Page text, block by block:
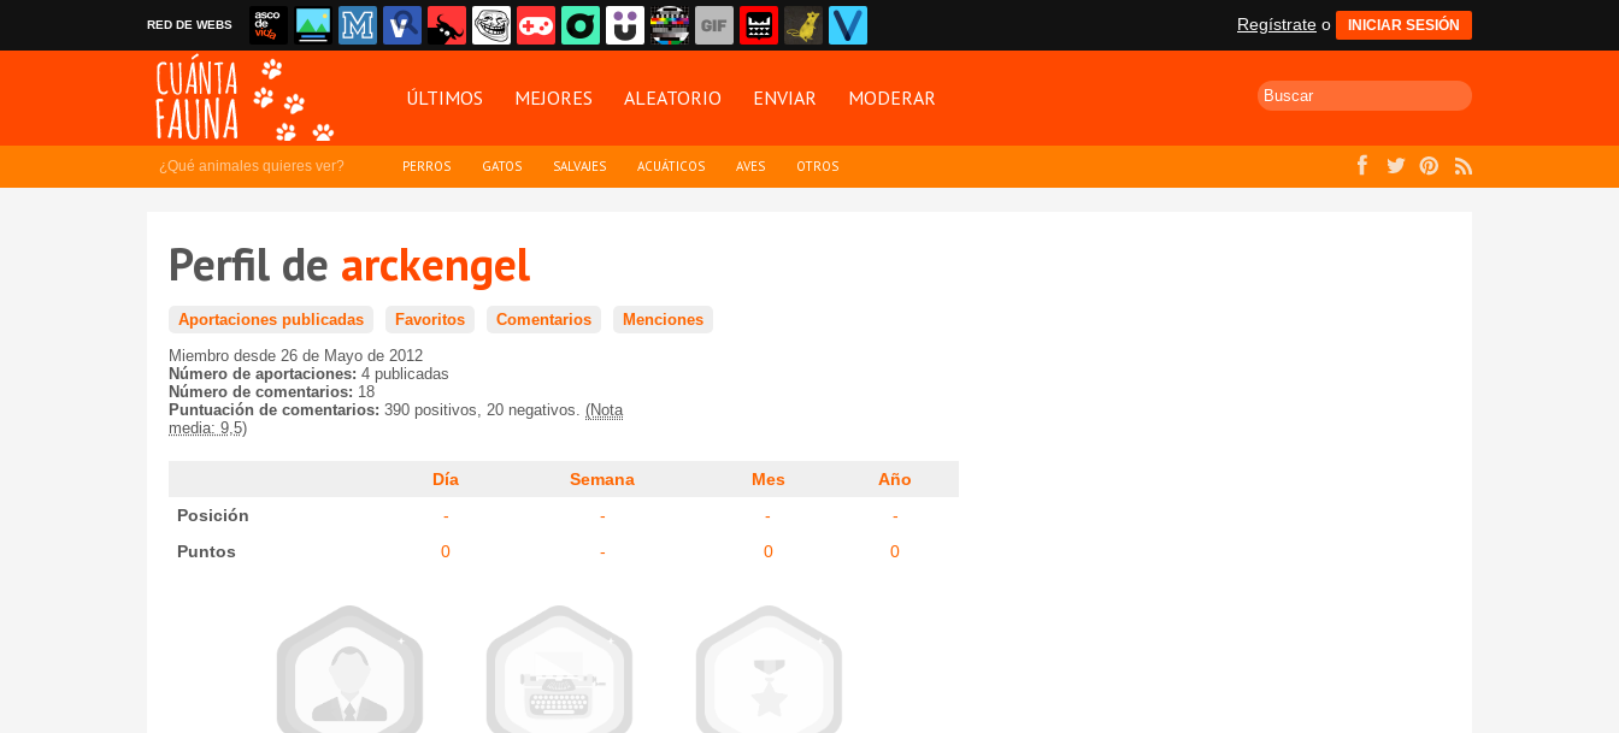
RED DE WEBS Regístrate o INICIAR SESIÓN
ÚLTIMOS MEJORES ALEATORIO ENVIAR MODERAR
¿Qué animales quieres ver? PERROS GATOS SALVAJES ACUÁTICOS AVES OTROS
Perfil de arckengel
Aportaciones publicadas Favoritos Comentarios
Menciones
Miembro desde 26 de Mayo de 2012
Número de aportaciones: 4 publicadas
Número de comentarios: 18
Puntuación de comentarios: 390 positivos, 20 negativos. (Nota
media: 9,5)
Día Semana Mes
Año
Posición
- - -
-
Puntos
0 - 0 0